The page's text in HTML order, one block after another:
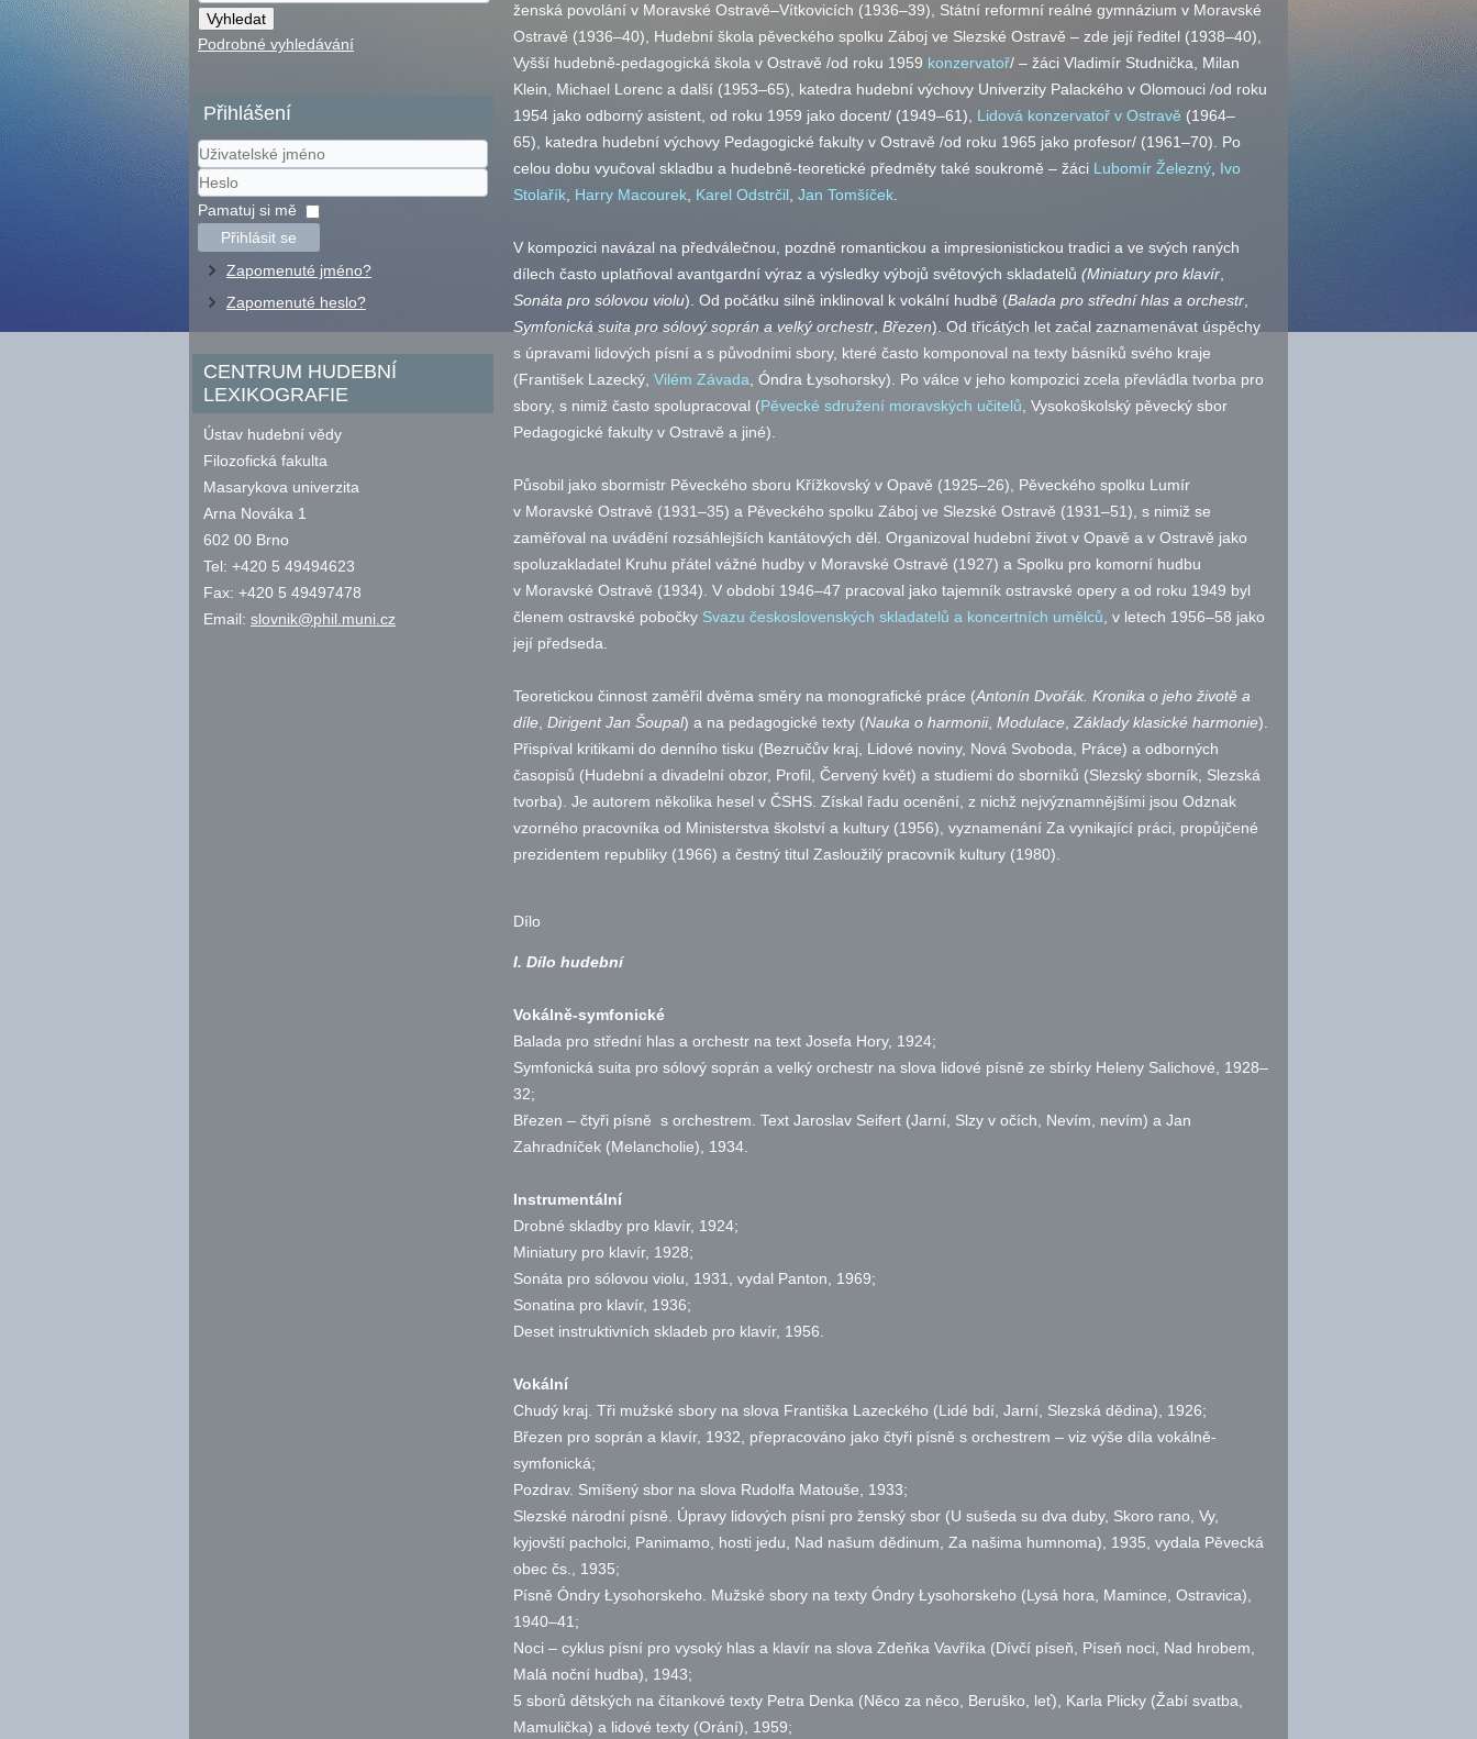
Podrobné vyhledávání
Přihlášení
Uživatelské
jméno
Heslo
Pamatuj si mě
Přihlásit se
Zapomenuté jméno?
Zapomenuté heslo?
CENTRUM HUDEBNÍ
LEXIKOGRAFIE
Ústav hudební vědy
Filozofická fakulta
Masarykova univerzita
Arna Nováka 1
602 00 Brno
Tel: +420 5 49494623
Fax: +420 5 49497478
Email: slovnik@phil.muni.cz
ženská povolání v Moravské Ostravě–Vítkovicích (1936–39), Státní reformní reálné gymnázium v Moravské
Ostravě (1936–40), Hudební škola pěveckého spolku Záboj ve Slezské Ostravě – zde její ředitel (1938–40),
Vyšší hudebně-pedagogická škola v Ostravě /od roku 1959 konzervatoř/ – žáci Vladimír Studnička, Milan
Klein, Michael Lorenc a další (1953–65), katedra hudební výchovy Univerzity Palackého v Olomouci /od roku
1954 jako odborný asistent, od roku 1959 jako docent/ (1949–61), Lidová konzervatoř v Ostravě (1964–
65), katedra hudební výchovy Pedagogické fakulty v Ostravě /od roku 1965 jako profesor/ (1961–70). Po
celou dobu vyučoval skladbu a hudebně-teoretické předměty také soukromě – žáci Lubomír Železný Ivo
Stolařík Harry Macourek Karel Odstrčil Jan Tomšíček
V kompozici navázal na předválečnou, pozdně romantickou a impresionistickou tradici a ve svých raných
dílech často uplatňoval avantgardní výraz a výsledky výbojů světových skladatelů (Miniatury pro klavír
Sonáta pro sólovou violu). Od počátku silně inklinoval k vokální hudbě (Balada pro střední hlas a orchestr
Symfonická suita pro sólový soprán a velký orchestr Březen). Od třicátých let začal zaznamenávat úspěchy
s úpravami lidových písní a s původními sbory, které často komponoval na texty básníků svého kraje
(František Lazecký, Vilém Závada , Óndra Łysohorsky). Po válce v jeho kompozici zcela převládla tvorba pro
sbory, s nimiž často spolupracoval (Pěvecké sdružení moravských učitelů , Vysokoškolský pěvecký sbor
Pedagogické fakulty v Ostravě a jiné).
Působil jako sbormistr Pěveckého sboru Křížkovský v Opavě (1925–26), Pěveckého spolku Lumír
v Moravské Ostravě (1931–35) a Pěveckého spolku Záboj ve Slezské Ostravě (1931–51), s nimiž se
zaměřoval na uvádění rozsáhlejších kantátových děl. Organizoval hudební život v Opavě a v Ostravě jako
spoluzakladatel Kruhu přátel vážné hudby v Moravské Ostravě (1927) a Spolku pro komorní hudbu
v Moravské Ostravě (1934). V období 1946–47 pracoval jako tajemník ostravské opery a od roku 1949 byl
členem ostravské pobočky Svazu československých skladatelů a koncertních umělců , v letech 1956–58 jako
její předseda.
Teoretickou činnost zaměřil dvěma směry na monografické práce (Antonín Dvořák. Kronika o jeho životě a
díle Dirigent Jan Šoupal) a na pedagogické texty (Nauka o harmonii, Modulace Základy klasické harmonie).
Přispíval kritikami do denního tisku (Bezručův kraj, Lidové noviny, Nová Svoboda, Práce) a odborných
časopisů (Hudební a divadelní obzor, Profil, Červený květ) a studiemi do sborníků (Slezský sborník, Slezská
tvorba). Je autorem několika hesel v ČSHS . Získal řadu ocenění, z nichž nejvýznamnějšími jsou Odznak
vzorného pracovníka od Ministerstva školství a kultury (1956), vyznamenání Za vynikající práci, propůjčené
prezidentem republiky (1966) a čestný titul Zasloužilý pracovník kultury (1980).
Dílo
I. Dílo hudební
Vokálně-symfonické
Balada pro střední hlas a orchestr na text Josefa Hory, 1924;
Symfonická suita pro sólový soprán a velký orchestr na slova lidové písně ze sbírky Heleny Salichové, 1928–
32;
Březen – čtyři písně s orchestrem. Text Jaroslav Seifert (Jarní, Slzy v očích, Nevím, nevím) a Jan
Zahradníček (Melancholie), 1934.
Instrumentální
Drobné skladby pro klavír, 1924;
Miniatury pro klavír, 1928;
Sonáta pro sólovou violu, 1931, vydal Panton, 1969;
Sonatina pro klavír, 1936;
Deset instruktivních skladeb pro klavír, 1956.
Vokální
Chudý kraj. Tři mužské sbory na slova Františka Lazeckého (Lidé bdí, Jarní, Slezská dědina), 1926;
Březen pro soprán a klavír, 1932, přepracováno jako čtyři písně s orchestrem – viz výše díla vokálně-
symfonická;
Pozdrav. Smíšený sbor na slova Rudolfa Matouše, 1933;
Slezské národní písně. Úpravy lidových písní pro ženský sbor (U sušeda su dva duby, Skoro rano, Vy,
kyjovští pacholci, Panimamo, hosti jedu, Nad našum dědinum, Za našima humnoma), 1935, vydala Pěvecká
obec čs., 1935;
Písně Óndry Łysohorskeho. Mužské sbory na texty Óndry Łysohorskeho (Lysá hora, Mamince, Ostravica),
1940–41;
Noci – cyklus písní pro vysoký hlas a klavír na slova Zdeňka Vavříka (Dívčí píseň, Píseň noci, Nad hrobem,
Malá noční hudba), 1943;
5 sborů dětských na čítankové texty Petra Denka (Něco za něco, Beruško, leť), Karla Plicky (Žabí svatba,
Mamulička) a lidové texty (Orání), 1959;